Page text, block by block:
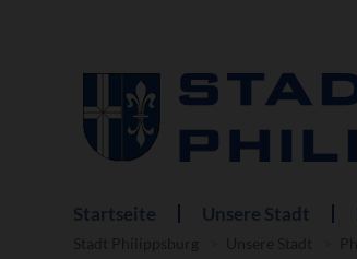
Navigation
überspringen
Startseite Unsere Stadt